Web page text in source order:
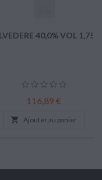
40,0% VOL 1,75L
Prix
116,89 €
 Ajouter au panier